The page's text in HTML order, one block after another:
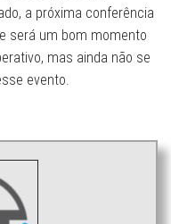
a próxima conferência
será um bom momento
mas ainda não se
evento.